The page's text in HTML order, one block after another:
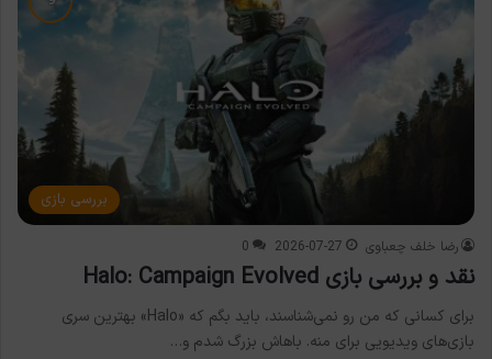
بررسی بازی
رضا خلف چعباوی 2026-07-27
0
نقد و بررسی بازی Halo: Campaign Evolved
برای کسانی که من رو نمی‌شناسند، باید بگم که «Halo» بهترین سری
بازی‌های ویدیویی برای منه. باهاش بزرگ شدم و…